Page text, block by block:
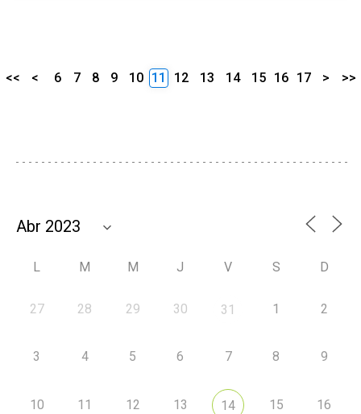
<< < 6 7 8 9 10 11 12 13 14 15 16 17 > >>
L M M J V S D
27 28 29 30 31 1 2
3 4 5 6 7 8 9
10 11 12 13 14 15 16